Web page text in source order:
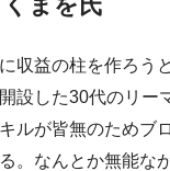
収益の柱を作ろう
設した30代のリー
ルが皆無のためブ
。なんとか無能な